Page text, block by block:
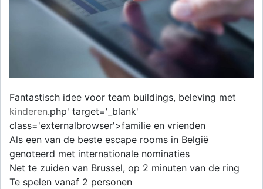
Fantastisch idee voor team buildings, beleving met
kinderen.php' target='_blank'
class='externalbrowser'>familie en vrienden
Als een van de beste escape rooms in België
genoteerd met internationale nominaties
Net te zuiden van Brussel, op 2 minuten van de ring
Te spelen vanaf 2 personen